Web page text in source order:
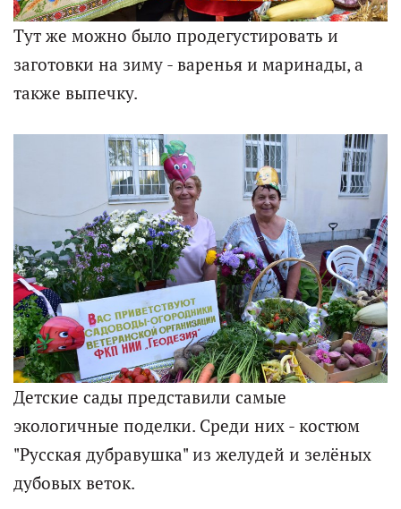
Тут же можно было продегустировать и
заготовки на зиму - варенья и маринады, а
также выпечку.
Детские сады представили самые
экологичные поделки. Среди них - костюм
"Русская дубравушка" из желудей и зелёных
дубовых веток.